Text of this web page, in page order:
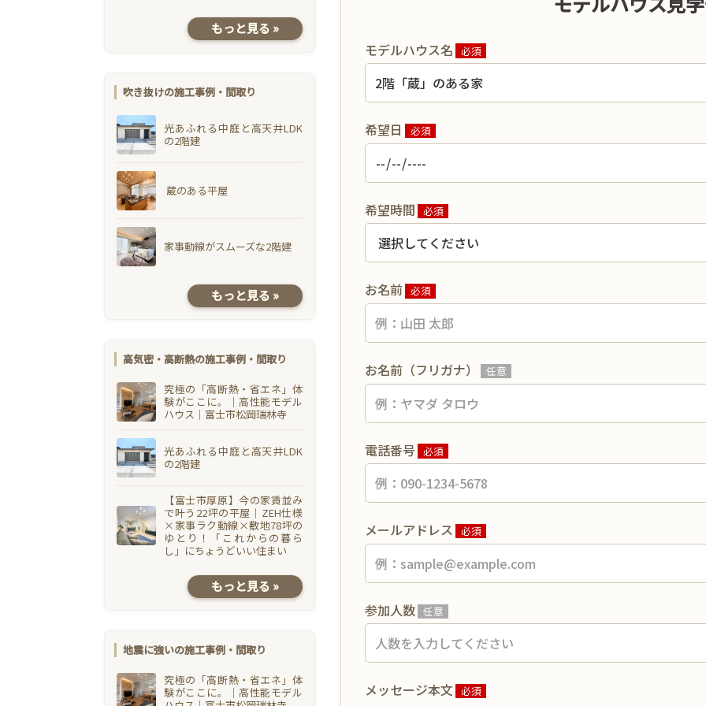
もっと見る »
吹き抜けの施工事例・間取り
光あふれる中庭と高天井LDK
の2階建
蔵のある平屋
家事動線がスムーズな2階建
もっと見る »
高気密・高断熱の施工事例・間取り
究極の「高断熱・省エネ」体
験がここに。｜高性能モデル
ハウス｜富士市松岡瑞林寺
光あふれる中庭と高天井LDK
の2階建
【富士市厚原】今の家賃並み
で叶う22坪の平屋｜ZEH仕様
×家事ラク動線×敷地78坪の
ゆとり！「これからの暮ら
し」にちょうどいい住まい
もっと見る »
地震に強いの施工事例・間取り
究極の「高断熱・省エネ」体
験がここに。｜高性能モデル
モデルハウス名 必須
希望日 必須
希望時間 必須
お名前 必須
お名前（フリガナ） 任意
電話番号 必須
メールアドレス 必須
参加人数 任意
メッセージ本文 必須